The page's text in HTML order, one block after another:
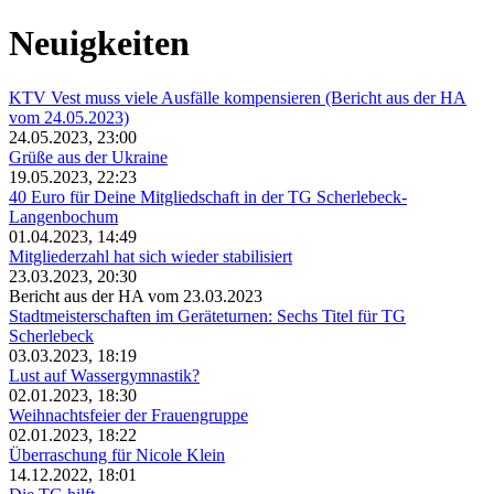
Neuigkeiten
KTV Vest muss viele Ausfälle kompensieren (Bericht aus der HA
vom 24.05.2023)
24.05.2023, 23:00
Grüße aus der Ukraine
19.05.2023, 22:23
40 Euro für Deine Mitgliedschaft in der TG Scherlebeck-
Langenbochum
01.04.2023, 14:49
Mitgliederzahl hat sich wieder stabilisiert
23.03.2023, 20:30
Bericht aus der HA vom 23.03.2023
Stadtmeisterschaften im Geräteturnen: Sechs Titel für TG
Scherlebeck
03.03.2023, 18:19
Lust auf Wassergymnastik?
02.01.2023, 18:30
Weihnachtsfeier der Frauengruppe
02.01.2023, 18:22
Überraschung für Nicole Klein
14.12.2022, 18:01